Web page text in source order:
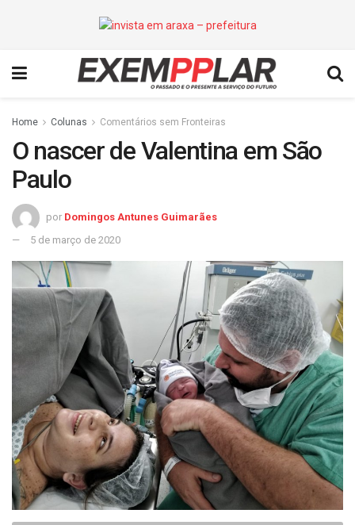
Home Colunas Comentários sem Fronteiras
O nascer de Valentina em São
Paulo
por Domingos Antunes Guimarães
5 de março de 2020